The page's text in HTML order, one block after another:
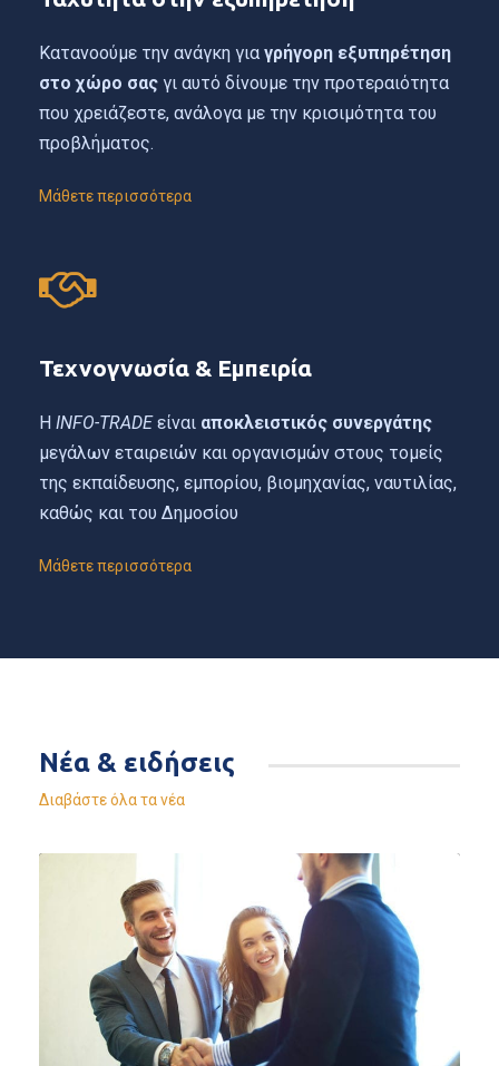
Κατανοούμε την ανάγκη για γρήγορη εξυπηρέτηση
στο χώρο σας γι αυτό δίνουμε την προτεραιότητα
που χρειάζεστε, ανάλογα με την κρισιμότητα του
προβλήματος.
Μάθετε περισσότερα
Τεχνογνωσία & Εμπειρία
Η INFO-TRADEείναι αποκλειστικός συνεργάτης
μεγάλων εταιρειών και οργανισμών στους τομείς
της εκπαίδευσης, εμπορίου, βιομηχανίας, ναυτιλίας,
καθώς και του Δημοσίου
Μάθετε περισσότερα
Νέα & ειδήσεις
Διαβάστε όλα τα νέα